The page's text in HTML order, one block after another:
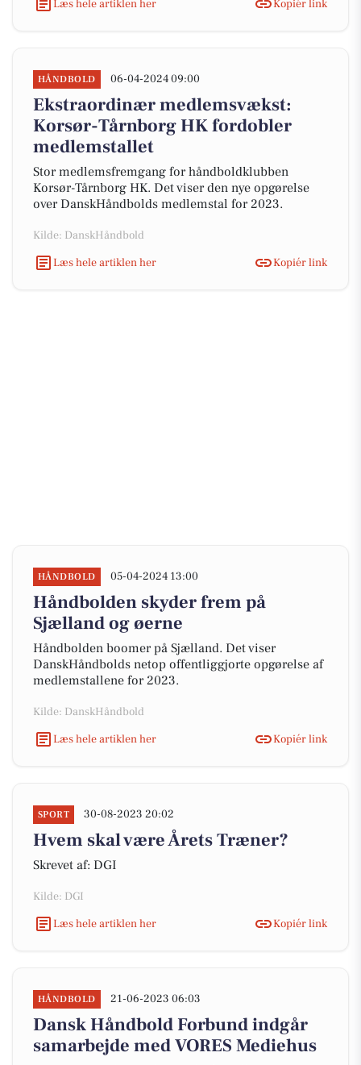
Læs hele artiklen her Kopiér link
HÅNDBOLD 06-04-2024 09:00
Ekstraordinær medlemsvækst:
Korsør-Tårnborg HK fordobler
medlemstallet
Stor medlemsfremgang for håndboldklubben
Korsør-Tårnborg HK. Det viser den nye opgørelse
over DanskHåndbolds medlemstal for 2023.
Kilde: DanskHåndbold
Læs hele artiklen her
Kopiér link
HÅNDBOLD 05-04-2024 13:00
Håndbolden skyder frem på
Sjælland og øerne
Håndbolden boomer på Sjælland. Det viser
DanskHåndbolds netop offentliggjorte opgørelse af
medlemstallene for 2023.
Kilde: DanskHåndbold
Læs hele artiklen her
Kopiér link
SPORT 30-08-2023 20:02
Hvem skal være Årets Træner?
Skrevet af: DGI
Kilde: DGI
Læs hele artiklen her
Kopiér link
HÅNDBOLD 21-06-2023 06:03
Dansk Håndbold Forbund indgår
samarbejde med VORES Mediehus